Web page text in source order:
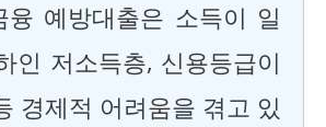
융 예방대출은 소득이 일
인 저소득층, 신용등급이
경제적 어려움을 겪고 있